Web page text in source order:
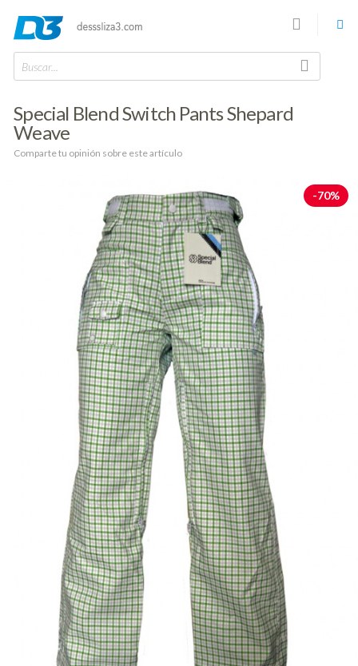
Buscar...
Special Blend Switch Pants Shepard
Weave
Comparte tu opinión sobre este artículo
-70%